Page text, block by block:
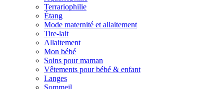
Terrariophilie
Étang
Mode maternité et allaitement
Tire-lait
Allaitement
Mon bébé
Soins pour maman
Vêtements pour bébé & enfant
Langes
Sommeil